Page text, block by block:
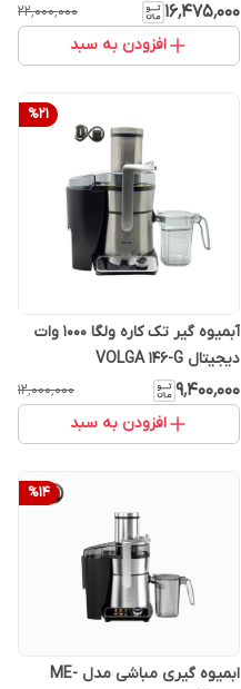
۱۶٬۴۷۵٬۰۰۰ ۲۲٬۰۰۰٬۰۰۰
افزودن به سبد
%21
آبمیوه گیر تک کاره ولگا 1000 وات
دیجیتال VOLGA 146-G
۹٬۴۰۰٬۰۰۰ ۱۲٬۰۰۰٬۰۰۰
افزودن به سبد
%14
ابمیوه گیری مباشی مدل ME-